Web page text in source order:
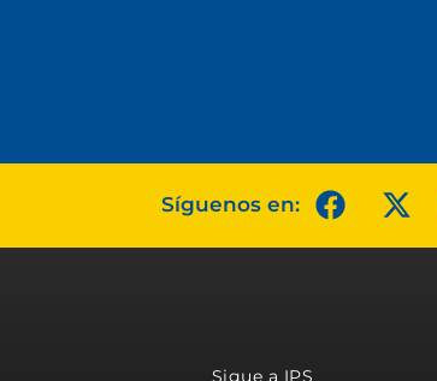
Síguenos en:
Sigue a IPS